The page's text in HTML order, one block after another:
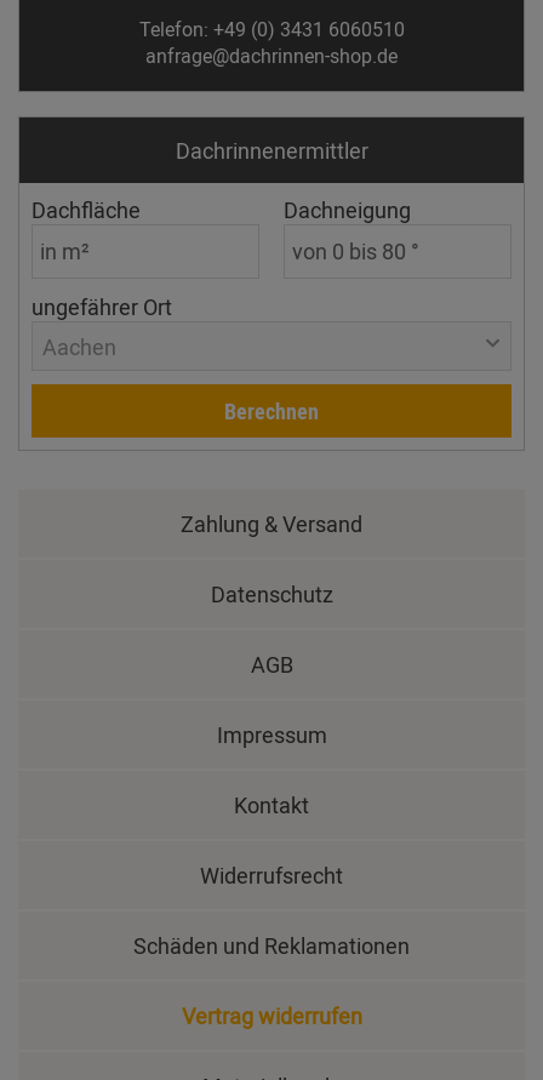
Telefon: +49 (0) 3431 6060510
anfrage@dachrinnen-shop.de
Dachrinnen­ermittler
Dachfläche Dachneigung
ungefährer Ort
Aachen
Berechnen
Zahlung & Versand
Datenschutz
AGB
Impressum
Kontakt
Widerrufsrecht
Schäden und Reklamationen
Vertrag widerrufen